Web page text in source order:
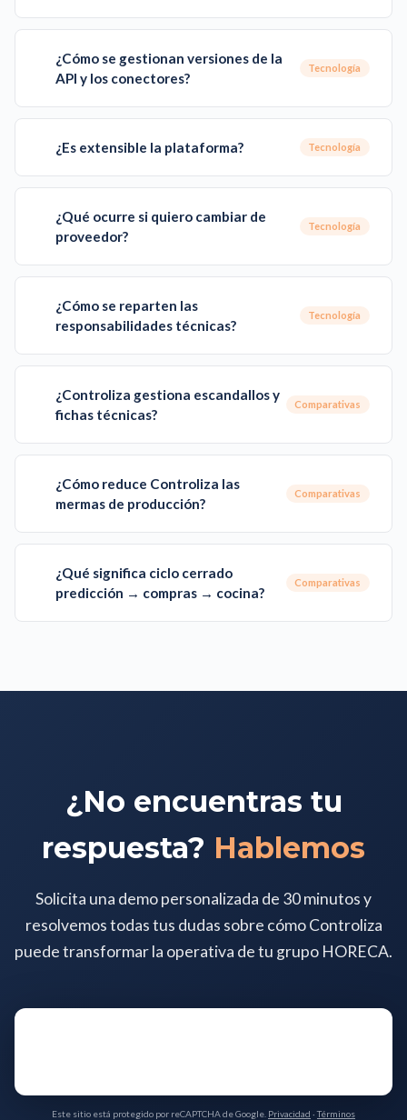
¿Cómo se gestionan versiones de la
API y los conectores?
Tecnología
¿Es extensible la plataforma? Tecnología
¿Qué ocurre si quiero cambiar de
proveedor?
Tecnología
¿Cómo se reparten las
responsabilidades técnicas?
Tecnología
¿Controliza gestiona escandallos y
fichas técnicas?
Comparativas
¿Cómo reduce Controliza las
mermas de producción?
Comparativas
¿Qué significa ciclo cerrado
predicción → compras → cocina?
Comparativas
¿No encuentras tu
respuesta? Hablemos
Solicita una demo personalizada de 30 minutos y
resolvemos todas tus dudas sobre cómo Controliza
puede transformar la operativa de tu grupo HORECA.
Este sitio está protegido por reCAPTCHA de Google. Privacidad ·Términos